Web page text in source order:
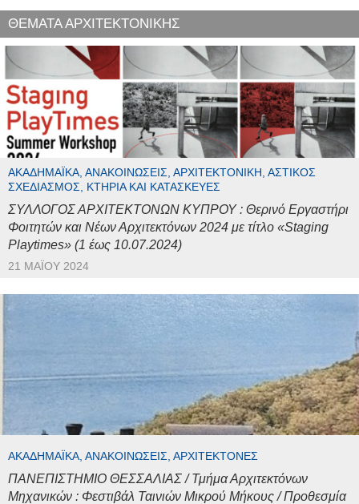
ΘΕΜΑΤΑ ΑΡΧΙΤΕΚΤΟΝΙΚΗΣ
ΑΚΑΔΗΜΑΪΚΆ, ΑΝΑΚΟΙΝΏΣΕΙΣ, ΑΡΧΙΤΕΚΤΟΝΙΚΉ, ΑΣΤΙΚΌΣ
ΣΧΕΔΙΑΣΜΌΣ, ΚΤΉΡΙΑ ΚΑΙ ΚΑΤΑΣΚΕΥΈΣ
ΣΥΛΛΟΓΟΣ ΑΡΧΙΤΕΚΤΟΝΩΝ ΚΥΠΡΟΥ : Θερινό Εργαστήρι
Φοιτητών και Νέων Αρχιτεκτόνων 2024 με τίτλο «Staging
Playtimes» (1 έως 10.07.2024)
21 ΜΑΪ́ΟΥ 2024
ΑΚΑΔΗΜΑΪΚΆ, ΑΝΑΚΟΙΝΏΣΕΙΣ, ΑΡΧΙΤΈΚΤΟΝΕΣ
ΠΑΝΕΠΙΣΤΗΜΙΟ ΘΕΣΣΑΛΙΑΣ / Τμήμα Αρχιτεκτόνων
Μηχανικών : Φεστιβάλ Ταινιών Μικρού Μήκους / Προθεσμία